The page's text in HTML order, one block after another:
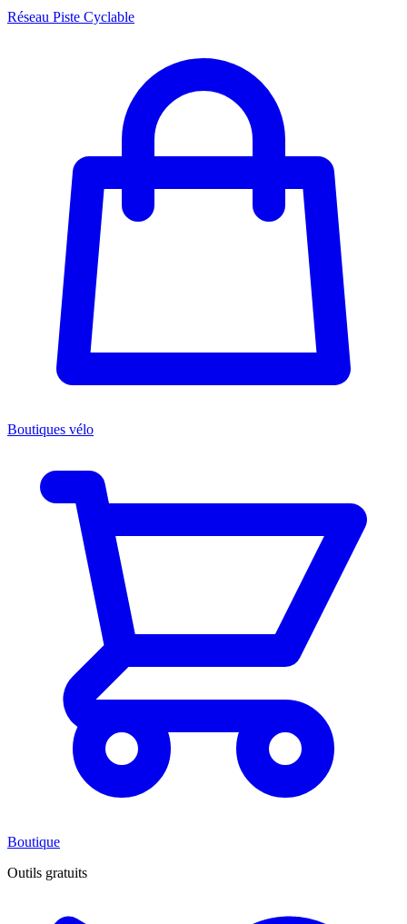
Réseau Piste Cyclable
Boutiques vélo
Boutique
Outils gratuits